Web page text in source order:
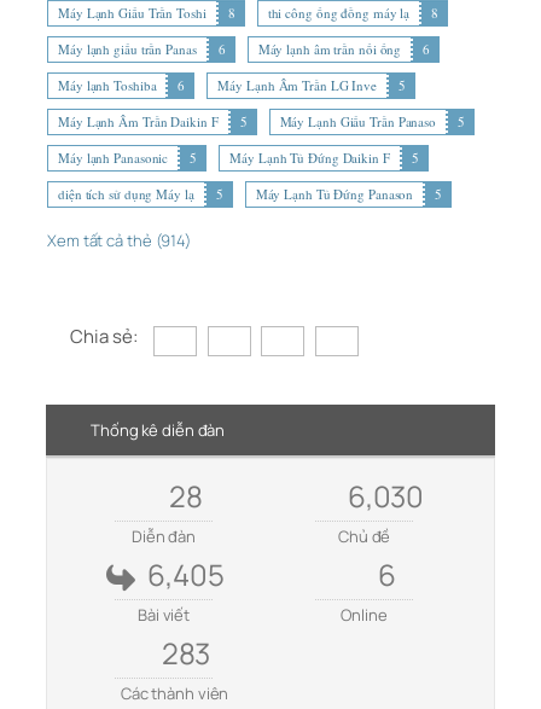
Máy Lạnh Giấu Trần Toshi
8 thi công ống đồng máy lạ
8
Máy lạnh giấu trần Panas
6 Máy lạnh âm trần nối ống
6
Máy lạnh Toshiba
6 Máy Lạnh Âm Trần LG Inve
5
Máy Lạnh Âm Trần Daikin F
5 Máy Lạnh Giấu Trần Panaso
5
Máy lạnh Panasonic
5 Máy Lạnh Tủ Đứng Daikin F
5
diện tích sử dụng Máy lạ
5 Máy Lạnh Tủ Đứng Panason 5
Xem tất cả thẻ (914)
Chia sẻ:
Thống kê diễn đàn
28
Diễn đàn
6,030
Chủ đề
6,405
Bài viết
6
Online
283
Các thành viên